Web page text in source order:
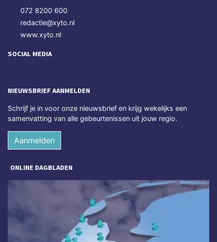
072 8200 600
redactie@xyto.nl
www.xyto.nl
SOCIAL MEDIA
NIEUWSBRIEF AANMELDEN
Schrijf je in voor onze nieuwsbrief en krijg wekelijks een
samenvatting van alle gebeurtenissen uit jouw regio.
Aanmelden
ONLINE DAGBLADEN